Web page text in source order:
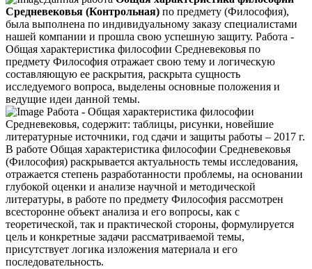
Средневековья (Контрольная) по предмету (Философия),
была выполнена по индивидуальному заказу специалистами
нашей компании и прошла свою успешную защиту. Работа -
Общая характеристика философии Средневековья по
предмету Философия отражает свою тему и логическую
составляющую ее раскрытия, раскрыта сущность
исследуемого вопроса, выделены основные положения и
ведущие идеи данной темы.
Работа - Общая характеристика философии
Средневековья, содержит: таблицы, рисунки, новейшие
литературные источники, год сдачи и защиты работы – 2017 г.
В работе Общая характеристика философии Средневековья
(Философия) раскрывается актуальность темы исследования,
отражается степень разработанности проблемы, на основании
глубокой оценки и анализе научной и методической
литературы, в работе по предмету Философия рассмотрен
всесторонне объект анализа и его вопросы, как с
теоретической, так и практической стороны, формулируется
цель и конкретные задачи рассматриваемой темы,
присутствует логика изложения материала и его
последовательность.